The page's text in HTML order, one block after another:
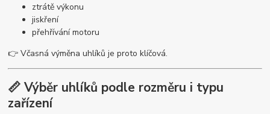
ztrátě výkonu
jiskření
přehřívání motoru
👉 Včasná výměna uhlíků je proto klíčová.
📏 Výběr uhlíků podle rozměru i typu
zařízení